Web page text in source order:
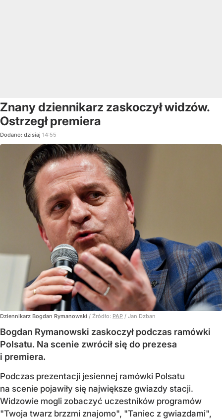
Znany dziennikarz zaskoczył widzów.
Ostrzegł premiera
Dodano: dzisiaj 14:55
Dziennikarz Bogdan Rymanowski / Źródło: PAP / Jan Dzban
Bogdan Rymanowski zaskoczył podczas ramówki
Polsatu. Na scenie zwrócił się do prezesa
i premiera.
Podczas prezentacji jesiennej ramówki Polsatu
na scenie pojawiły się największe gwiazdy stacji.
Widzowie mogli zobaczyć uczestników programów
"Twoja twarz brzzmi znajomo", "Taniec z gwiazdami",